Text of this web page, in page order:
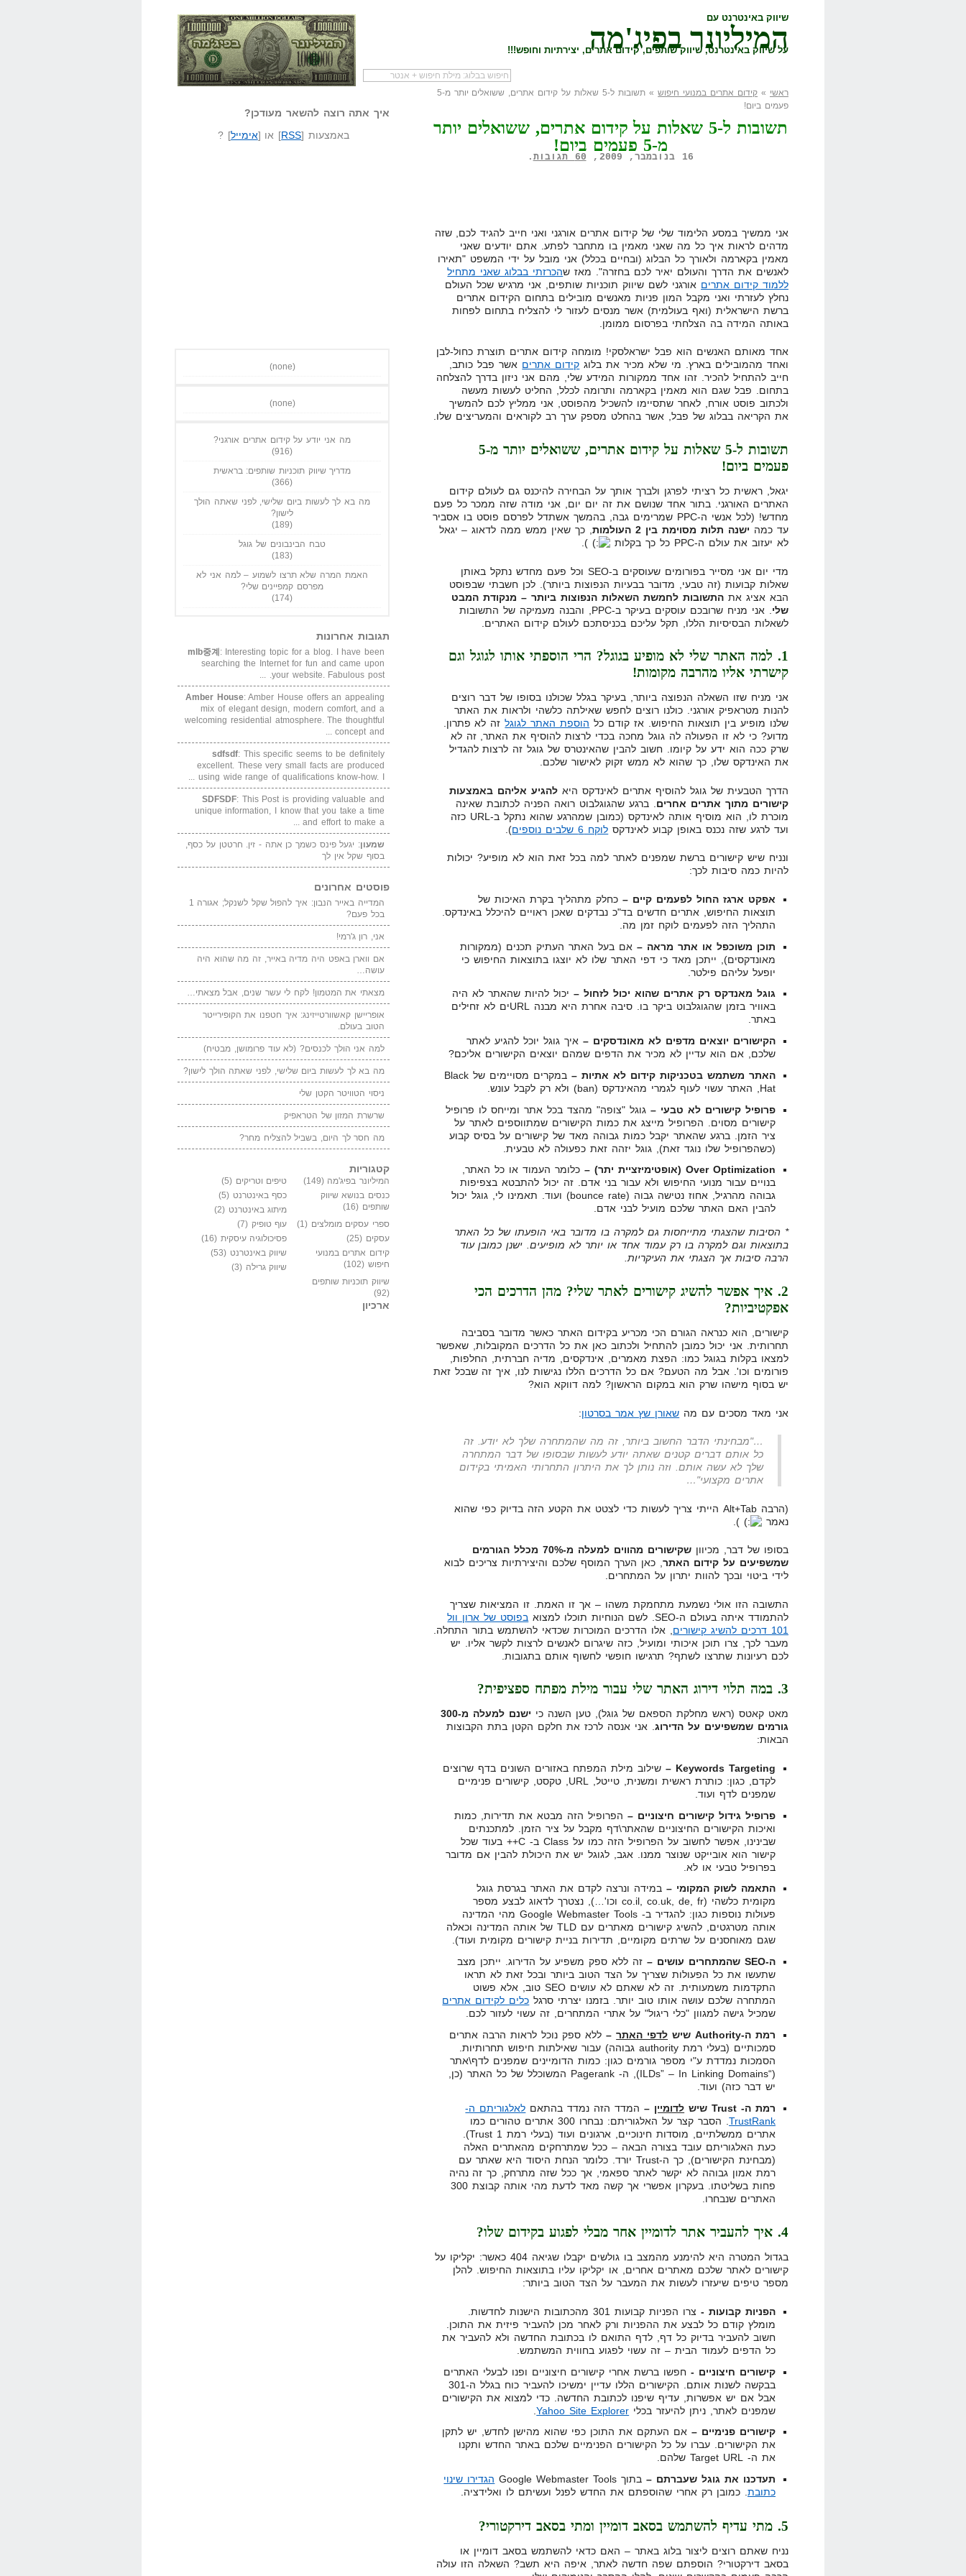
שיווק באינטרנט עם
המיליונר בפיג'מה
על שיווק באינטרנט, שיווק שותפים, קידום אתרים, יצירתיות וחופש!!!
שאל שאלה המיליונר בפיג'מה שיווק שותפים
ראשי » קידום אתרים במנועי חיפוש
» תשובות ל-5 שאלות על קידום אתרים, ששואלים יותר מ-5
פעמים ביום!
תשובות ל-5 שאלות על קידום אתרים, ששואלים יותר
מ-5 פעמים ביום!
16 בנובמבר, 2009, 60 תגובות .
אני ממשיך במסע הלימוד שלי של קידום אתרים אורגני ואני חייב להגיד לכם, שזה
מדהים לראות איך כל מה שאני מאמין בו מתחבר לפתע. אתם יודעים שאני
מאמין בקארמה ולאורך כל הבלוג (ובחיים בכלל) אני מובל על ידי המשפט "תאירו
לאנשים את הדרך והעולם יאיר לכם בחזרה". מאז שהכרזתי בבלוג שאני מתחיל
ללמוד קידום אתרים אורגני לשם שיווק תוכניות שותפים, אני מרגיש שכל העולם
נחלץ לעזרתי ואני מקבל המון פניות מאנשים מובילים בתחום הקידום אתרים
ברשת הישראלית (ואף בעולמית) אשר מנסים לעזור לי להצליח בתחום לפחות
באותה המידה בה הצלחתי בפרסום ממומן.
אחד מאותם האנשים הוא פבל ישראלסקי! מומחה קידום אתרים תוצרת כחול-לבן
ואחד מהמובילים בארץ. מי שלא מכיר את בלוג קידום אתרים אשר פבל כותב,
חייב להתחיל להכיר. זהו אחד ממקורות המידע שלי, מהם אני ניזון בדרך להצלחה
בתחום. פבל שגם הוא מאמין בקארמה ותרומה לכלל, החליט לעשות מעשה
ולכתוב פוסט אורח, לאחר שתסיימו להשכיל מהפוסט, אני ממליץ לכם להמשיך
את הקריאה בבלוג של פבל, אשר בהחלט מספק ערך רב לקוראים והמעריצים שלו.
תשובות ל-5 שאלות על קידום אתרים, ששואלים יותר מ-5
פעמים ביום!
יגאל, ראשית כל רציתי לפרגן ולברך אותך על הבחירה להיכנס גם לעולם קידום
האתרים האורגני. בתור אחד שנושם את זה יום יום, אני מודה שזה ממכר כל פעם
מחדש! (לכל אנשי ה-PPC שמרימים גבה, בהמשך אשתדל לפרסם פוסט בו אסביר
עד כמה ישנה תלות מסוימת בין 2 העולמות
, כך שאין ממש ממה לדאוג – יגאל
לא יעזוב את עולם ה-PPC כל כך בקלות
).
מדי יום אני מסייר בפורומים שעוסקים ב-SEO וכל פעם מחדש נתקל באותן
שאלות קבועות (זה טבעי, מדובר בבעיות הנפוצות ביותר). לכן חשבתי שבפוסט
הבא אציג את התשובות לחמשת השאלות הנפוצות ביותר – מנקודת המבט
שלי
. אני מניח שרובכם עוסקים בעיקר ב-PPC, והבנה מעמיקה של התשובות
לשאלות הבסיסיות הללו, תקל עליכם בכניסתכם לעולם קידום האתרים.
1. למה האתר שלי לא מופיע בגוגל? הרי הוספתי אותו לגוגל וגם
קישרתי אליו מהרבה מקומות!
אני מניח שזו השאלה הנפוצה ביותר, בעיקר בגלל שכולנו בסופו של דבר רוצים
להנות מטראפיק אורגני. כולנו רוצים לחפש שאילתה כלשהי ולראות את האתר
שלנו מופיע בין תוצאות החיפוש. אז קודם כל הוספת האתר לגוגלזה לא פתרון.
מדוע? כי לא זו הפעולה לה גוגל מחכה בכדי לרצות להוסיף את האתר, זה לא
שרק ככה הוא ידע על קיומו. חשוב להבין שהאינטרס של גוגל זה לרצות להגדיל
את האינדקס שלו, כך שהוא לא ממש זקוק לאישור שלכם.
הדרך הטבעית של גוגל להוסיף אתרים לאינדקס היא להגיע אליהם באמצעות
קישורים מתוך אתרים אחרים . ברגע שהגוגלבוט רואה הפניה לכתובת שאינה
מוכרת לו, הוא מוסיף אותה לאינדקס (כמובן שמהרגע שהוא נתקל ב-URL כזה
ועד לרגע שזה נכנס באופן קבוע לאינדקס לוקח 6 שלבים נוספים ).
ונניח שיש קישורים ברשת שמפנים לאתר למה בכל זאת הוא לא מופיע? יכולות
להיות כמה סיבות לכך:
אפקט ארגז החול לפעמים קיים –כחלק מתהליך בקרת האיכות של
תוצאות החיפוש, אתרים חדשים בד"כ נבדקים שאכן ראויים להיכלל באינדקס.
התהליך הזה לפעמים לוקח זמן מה.
תוכן משוכפל או אתר מראה –אם בעל האתר העתיק תכנים (ממקורות
מאונדקסים), ייתכן מאד כי דפי האתר שלו לא יוצגו בתוצאות החיפוש כי
יופעל עליהם פילטר.
גוגל מאנדקס רק אתרים שהוא יכול לזחול –יכול להיות שהאתר לא היה
באוויר בזמן שהגוגלבוט ביקר בו. סיבה אחרת היא מבנה URLים לא זחילים
באתר.
הקישורים יוצאים מדפים לא מאונדסקים –איך גוגל יוכל להגיע לאתר
שלכם, אם הוא עדיין לא מכיר את הדפים שמהם יוצאים הקישורים אליכם?
האתר משתמש בטכניקות קידום לא אתיות –
במקרים מסויימים של Black
Hat, האתר עשוי לעוף לגמרי מהאינדקס (ban) ולא רק לקבל עונש.
פרופיל קישורים לא טבעי –גוגל "צופה" מהצד בכל אתר ומייחס לו פרופיל
קישורים מסוים. הפרופיל מייצג את כמות הקישורים שמתווספים לאתר על
ציר הזמן. ברגע שהאתר יקבל כמות גבוהה מאד של קישורים על בסיס קבוע
(כשהפרופיל שלו נוגד זאת), גוגל יזהה זאת כפעולה לא טבעית.
Over Optimization (אופטימיזציית יתר) –
כלומר העמוד או כל האתר,
בנויים עבור מנועי החיפוש ולא עבור בני אדם. זה יכול להתבטא בצפיפות
גבוהה מהרגיל, אחוז נטישה גבוה (bounce rate) ועוד. תאמינו לי, גוגל יכול
להבין האם האתר שלכם מועיל לבני אדם.
* הסיבות שהצגתי מתייחסות גם למקרה בו מדובר באי הופעתו של כל האתר
בתוצאות וגם למקרה בו רק עמוד אחד או יותר לא מופיעים. ישנן כמובן עוד
הרבה סיבות אך הצגתי את העיקריות.
2. איך אפשר להשיג קישורים לאתר שלי? מהן הדרכים הכי
אפקטיביות?
קישורים, הוא כנראה הגורם הכי מכריע בקידום האתר כאשר מדובר בסביבה
תחרותית. אני יכול כמובן להתחיל ולכתוב כאן את כל הדרכים המקובלות, שאפשר
למצאו בקלות בגוגל כמו: הפצת מאמרים, אינדקסים, מדיה חברתית, החלפות,
פורומים וכו'. אבל מה הטעם? אם כל הדרכים הללו נגישות לנו, איך זה שבכל זאת
יש בסוף מישהו שרק הוא במקום הראשון? למה דווקא הוא?
אני מאד מסכים עם מה שאורן שץ אמר בסרטון:
…"מבחינתי הדבר החשוב ביותר, זה מה שהמתחרה שלך לא יודע. זה
כל אותם דברים קטנים שאתה יודע לעשות שבסופו של דבר המתחרה
שלך לא עשה אותם. וזה נותן לך את היתרון התחרותי האמיתי בקידום
אתרים מקצועי"…
(הרבה Alt+Tab הייתי צריך לעשות כדי לצטט את הקטע הזה בדיוק כפי שהוא
נאמר
).
בסופו של דבר, מכיוון
שקישורים מהווים למעלה מ-70% מכלל הגורמים
שמשפיעים על קידום האתר, כאן הערך המוסף שלכם והיצירתיות צריכים לבוא
לידי ביטוי ובכך להוות יתרון על המתחרים.
התשובה הזו אולי נשמעת מתחמקת משהו – אך זו האמת. זו המציאות שצריך
להתמודד איתה בעולם ה-SEO. לשם הנוחיות תוכלו למצוא
בפוסט של ארון וול
101 דרכים להשיג קישורים
, אלו הדרכים המוכרות שכדאי להשתמש בתור התחלה.
מעבר לכך, צרו תוכן איכותי ומועיל, כזה שיגרום לאנשים לרצות לקשר אליו. יש
לכם רעיונות שתרצו לשתף? תרגישו חופשי לחשוף אותם בתגובות.
3. במה תלוי דירוג האתר שלי עבור מילת מפתח ספציפית?
מאט קאטס (ראש מחלקת הספאם של גוגל), טען השנה כי
ישנם למעלה מ-300
גורמים שמשפיעים על הדירוג. אני אנסה לרכז את חלקם הקטן בתת הקבוצות
הבאות:
Keywords Targeting –
שילוב מילת המפתח באזורים השונים בדף שרוצים
לקדם, כגון: כותרת ראשית ומשנית, טייטל, URL, טקסט, קישורים פנימיים
שמפנים לדף ועוד.
פרופיל גידול קישורים חיצוניים – הפרופיל הזה מבטא את תדירות, כמות
ואיכות הקישורים החיצוניים שהאתר\דף מקבל על ציר הזמן. למתכנתים
שבינינו, אפשר לחשוב על הפרופיל הזה כמו על Class ב- C++ בעוד שכל
קישור הוא אובייקט שנוצר ממנו. אגב, לגוגל יש את היכולת להבין אם מדובר
בפרופיל טבעי או לא.
התאמה לשוק המקומי –במידה ונרצה לקדם את האתר בגרסת גוגל
מקומית כלשהי (co.il, co.uk, de, fr וכו'…), נצטרך לדאוג לבצע מספר
פעולות נוספות כגון: להגדיר ב- Google Webmaster Tools מהי המדינה
אותה מטרגטים, להשיג קישורים מאתרים עם TLD של אותה המדינה וכאלה
שגם מאוחסנים על שרתים מקומיים, תדירות בניית קישורים מקומית ועוד).
ה-SEO שהמתחרים עושים –
זה ללא ספק משפיע על הדירוג. ייתכן מצב
שתעשו את כל הפעולות שצריך על הצד הטוב ביותר ובכל זאת לא תראו
התקדמות משמעותית. זה לא שאתם לא עושים SEO טוב, אלא פשוט
המתחרה שלכם עושה אותו טוב יותר. בזמנו יצרתי סרגל כלים לקידום אתרים
שמכיל גישה למגוון "כלי ריגול" על אתרי המתחרים, זה עשוי לעזור לכם.
רמת ה-Authority שיש
לדפי האתר–ללא ספק נוכל לראות הרבה אתרים
סמכותיים (בעלי רמת authority גבוהה) עבור שאילתות חיפוש תחרותיות.
הסמכות נמדדת ע"י מספר גורמים כגון: כמות הדומיינים שמפנים לדף\אתר
(“ILDs” – In Linking Domains), ה- Pagerank המשוכלל של כל האתר (כן,
יש דבר כזה) ועוד.
רמת ה- Trust שיש
לדומיין –המדד הזה נמדד בהתאם לאלגוריתם ה-
TrustRank
. הסבר קצר על האלגוריתם: נבחרו 300 אתרים טהורים כמו
אתרים ממשלתיים, מוסדות חינוכיים, ארגונים ועוד (בעלי רמת Trust 1).
כעת האלגוריתם עובד בצורה הבאה – ככל שמתרחקים מהאתרים האלה
(מבחינת הקישורים), כך ה-Trust יורד. כלומר הנחת היסוד היא שאתר עם
רמת אמון גבוהה לא יקשר לאתר ספאמי, אך ככל שזה מתרחק, כך זה נהיה
פחות בשליטתו. בעקרון אפשרי אך קשה מאד לדעת מהי אותה קבוצת 300
האתרים שנבחרו.
4. איך להעביר אתר לדומיין אחר מבלי לפגוע בקידום שלו?
בגדול המטרה היא להימנע מהמצב בו גולשים יקבלו שגיאה 404 כאשר: יקליקו על
קישורים לאתר שלכם מאתרים אחרים, או יקליקו עליו בתוצאות החיפוש. להלן
מספר טיפים שיעזרו לעשות את המעבר על הצד הטוב ביותר:
הפניות קבועות -
צרו הפניות קבועות 301 מהכתובות הישנות לחדשות.
מומלץ קודם כל לבצע את ההפניות ורק לאחר מכן להעביר פיזית את התוכן.
חשוב להעביר בדיוק כל דף, לדף התואם לו בכתובת החדשה ולא להעביר את
כל הדפים לעמוד הבית – זה עשוי לפגוע בחווית המשתמש.
קישורים חיצוניים -חפשו ברשת אחרי קישורים חיצוניים ופנו לבעלי האתרים
בבקשה לשנות אותם. הקישורים הללו עדיין ימשיכו להעביר כוח בגלל ה-301
אבל אם יש אפשרות, עדיף שיפנו לכתובת החדשה. כדי למצוא את הקישורים
שמפנים לאתר, ניתן להיעזר בכלי Yahoo Site Explorer
.
קישורים פנימיים –אם העתקם את התוכן כפי שהוא מהישן לחדש, יש לתקן
את הקישורים. עברו על כל הקישורים הפנימיים שלכם באתר החדש ותקנו
את ה- Target URL שלהם.
תעדכנו את גוגל שעברתם –בתוך Google Webmaster Tools
הגדירו שינוי
כתובת . כמובן רק אחרי שהוספתם את החדש לפנל ועשיתם לו ואלידציה.
5. מתי עדיף להשתמש בסאב דומיין ומתי בסאב דירקטורי?
נניח שאתם רוצים ליצור בלוג באתר – האם כדאי להשתמש בסאב דומיין או
בסאב דירקטורי? הוספתם שפה חדשה לאתר, איפה היא תשב? השאלה הזו עולה
איך אתה רוצה להשאר מעודכן?
באמצעות [RSS] או [אימייל] ?
(none)
(none)
מה אני יודע על קידום אתרים אורגני?
(916)
מדריך שיווק תוכניות שותפים: בראשית
(366)
מה בא לך לעשות ביום שלישי, לפני שאתה הולך
לישון?
(189)
טבח הבינבונים של גוגל
(183)
האמת המרה שלא תרצו לשמוע – למה אני לא
מפרסם קמפיינים שלי?
(174)
תגובות אחרונות
mlb중계 : Interesting topic for a blog. I have been
searching the Internet for fun and came upon
your website. Fabulous post. ...
Amber House: Amber House offers an appealing
mix of elegant design, modern comfort, and a
welcoming residential atmosphere. The thoughtful
concept and ...
sdfsdf: This specific seems to be definitely
excellent. These very small facts are produced
using wide range of qualifications know-how. I ...
SDFSDF: This Post is providing valuable and
unique information, I know that you take a time
and effort to make a ...
שמעון: יגעל פינס כשמך כן אתה - זין. חרטטן על כסף,
בסוף שקל אין לך
פוסטים אחרונים
המדייה באייר הנבון: איך להפול שקל לשנקל; אגורה 1
בכל פעם?
אני, רון ג'רמי!
אם ווארן באפט היה מדיה באייר, זה מה שהוא היה
עושה…
מצאתי את המטמון! לקח לי עשר שנים, אבל מצאתי…
אופריישן קאשוורטייזינג: איך חטפנו את הקופירייטר
הטוב בעולם.
למה אני הולך לכנסים? (לא עוד פרומושן, מבטיח)
מה בא לך לעשות ביום שלישי, לפני שאתה הולך לישון?
ניסוי הטוויטר הקטן שלי
שרשרת המזון של הטראפיק
מה חסר לך היום, בשביל להצליח מחר?
קטגוריות
המיליונר בפיג'מה (149) טיפים וטריקים (5)
כנסים בנושא שיווק
שותפים (16)
כסף באינטרנט (5)
מיתוג באינטרנט (2)
ספרי עסקים מומלצים (1) עוף טופיק (7)
עסקים (25) פסיכולוגיה עיסקית (16)
קידום אתרים במנועי
חיפוש (102)
שיווק באינטרנט (53)
שיווק גרילה (3)
שיווק תוכניות שותפים
(92)
ארכיון